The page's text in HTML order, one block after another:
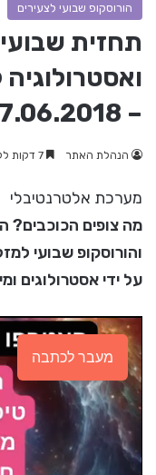
הורוסקופ שבועי לצעירים
תחזית
– 17.06.2018
הנהלת האתר
מערכת אלטרנטיבלי
מה צופים הכוכבים?
והורוסקופ שבועי
על ידי אסטרולוגים
מעבר לכתבה